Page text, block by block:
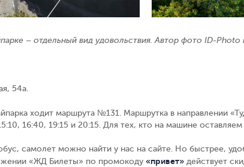
– отдельный вид удовольствия. Автор фото ID-
54а.
ходит маршрута №131. Маршрутка в направлении «
16:40, 19:15 и 20:15. Для тех, кто на машине
самолет можно найти у нас на сайте. Но быстрее,
«ЖД Билеты» по промокоду «привет» действует